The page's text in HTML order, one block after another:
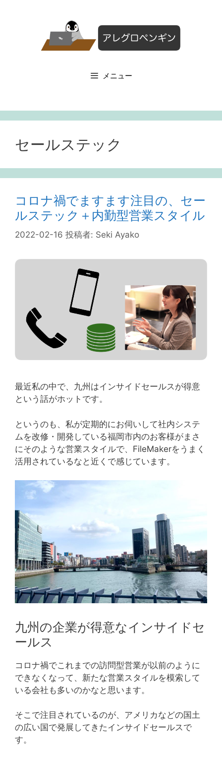
メニュー
セールステック
コロナ禍でますます注目の、セー
ルステック＋内勤型営業スタイル
2022-02-16 投稿者: Seki Ayako
最近私の中で、九州はインサイドセールスが得意
という話がホットです。
というのも、私が定期的にお伺いして社内システ
ムを改修・開発している福岡市内のお客様がまさ
にそのような営業スタイルで、FileMakerをうまく
活用されているなと近くで感じています。
九州の企業が得意なインサイドセ
ールス
コロナ禍でこれまでの訪問型営業が以前のように
できなくなって、新たな営業スタイルを模索して
いる会社も多いのかなと思います。
そこで注目されているのが、アメリカなどの国土
の広い国で発展してきたインサイドセールスで
す。